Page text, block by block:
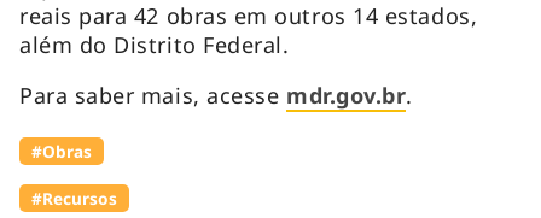
reais para 42 obras em outros 14 estados,
além do Distrito Federal.
Para saber mais, acesse mdr.gov.br.
#Obras
#Recursos